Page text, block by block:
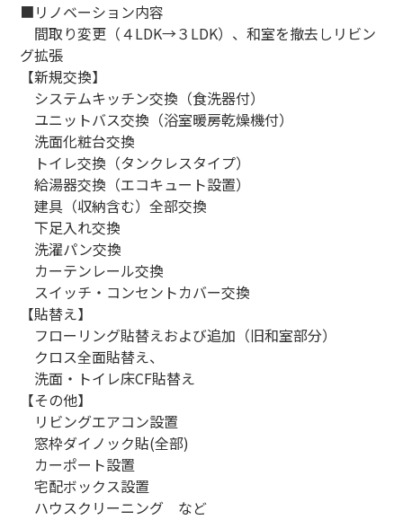
■リノベーション内容
間取り変更（４LDK→３LDK）、和室を撤去しリビン
グ拡張
【新規交換】
システムキッチン交換（食洗器付）
ユニットバス交換（浴室暖房乾燥機付）
洗面化粧台交換
トイレ交換（タンクレスタイプ）
給湯器交換（エコキュート設置）
建具（収納含む）全部交換
下足入れ交換
洗濯パン交換
カーテンレール交換
スイッチ・コンセントカバー交換
【貼替え】
フローリング貼替えおよび追加（旧和室部分）
クロス全面貼替え、
洗面・トイレ床CF貼替え
【その他】
リビングエアコン設置
窓枠ダイノック貼(全部)
カーポート設置
宅配ボックス設置
ハウスクリーニング など